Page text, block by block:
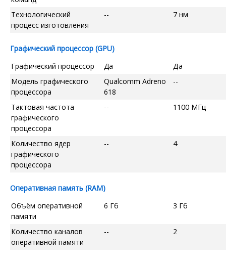
Технологический
процесс изготовления
-- 7 нм
Графический процессор (GPU)
Графический процессор
Да
Да
Модель графического
процессора
Qualcomm Adreno
618
--
Тактовая частота
графического
процессора
-- 1100 МГц
Количество ядер
графического
процессора
-- 4
Оперативная память (RAM)
Объём оперативной
памяти
6 Гб 3 Гб
Количество каналов
оперативной памяти
-- 2